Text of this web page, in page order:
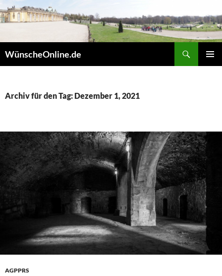
Zum
Inhalt
WünscheOnline.de
Archiv für den Tag: Dezember 1, 2021
AGPPRS